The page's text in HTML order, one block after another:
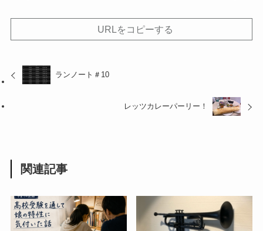
URLをコピーする
ランノート＃10
レッツカレーパーリー！
関連記事